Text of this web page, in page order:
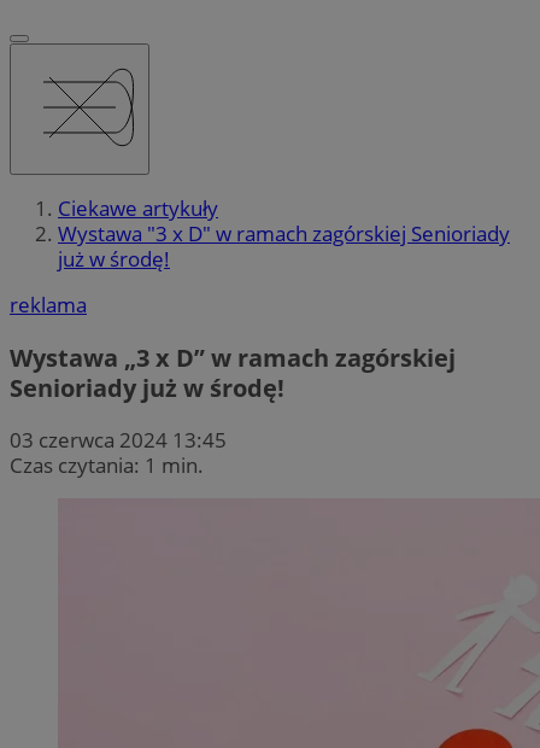
Ciekawe artykuły
Wystawa "3 x D" w ramach zagórskiej Senioriady
już w środę!
reklama
Wystawa „3 x D” w ramach zagórskiej
Senioriady już w środę!
03 czerwca 2024 13:45
Czas czytania: 1 min.